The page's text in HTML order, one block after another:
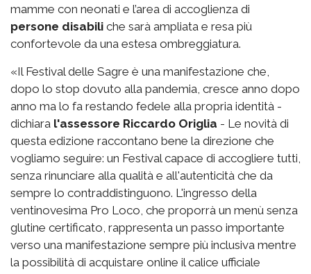
mamme con neonati e l’area di accoglienza di
persone disabili che sarà ampliata e resa più
confortevole da una estesa ombreggiatura.
«Il Festival delle Sagre è una manifestazione che,
dopo lo stop dovuto alla pandemia, cresce anno dopo
anno ma lo fa restando fedele alla propria identità -
dichiara l'assessore Riccardo Origlia - Le novità di
questa edizione raccontano bene la direzione che
vogliamo seguire: un Festival capace di accogliere tutti,
senza rinunciare alla qualità e all'autenticità che da
sempre lo contraddistinguono. L'ingresso della
ventinovesima Pro Loco, che proporrà un menù senza
glutine certificato, rappresenta un passo importante
verso una manifestazione sempre più inclusiva mentre
la possibilità di acquistare online il calice ufficiale